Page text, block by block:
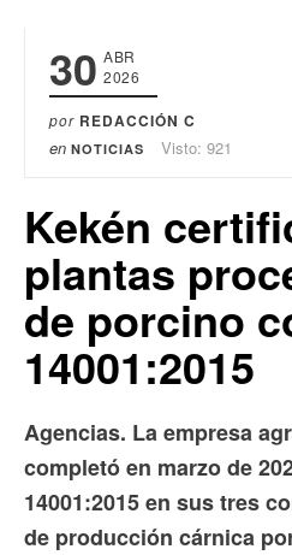
30 ABR
2026
por REDACCIÓN C
en NOTICIAS Visto: 921
Kekén
plantas
de porcino
14001:2015
Agencias. La empresa
completó en marzo de
14001:2015 en sus tres
de producción cárnica